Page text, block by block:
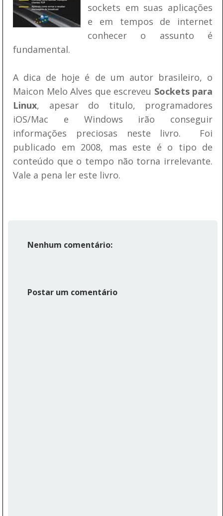
sockets em suas aplicações
e em tempos de internet
conhecer o assunto é
fundamental.
A dica de hoje é de um autor brasileiro, o
Maicon Melo Alves que escreveu Sockets para
Linux, apesar do titulo, programadores
iOS/Mac e Windows irão conseguir
informações preciosas neste livro. Foi
publicado em 2008, mas este é o tipo de
conteúdo que o tempo não torna irrelevante.
Vale a pena ler este livro.
Nenhum comentário:
Postar um comentário